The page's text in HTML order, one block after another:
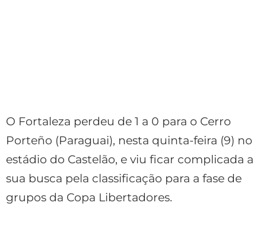
O Fortaleza perdeu de 1 a 0 para o Cerro
Porteño (Paraguai), nesta quinta-feira (9) no
estádio do Castelão, e viu ficar complicada a
sua busca pela classificação para a fase de
grupos da Copa Libertadores.